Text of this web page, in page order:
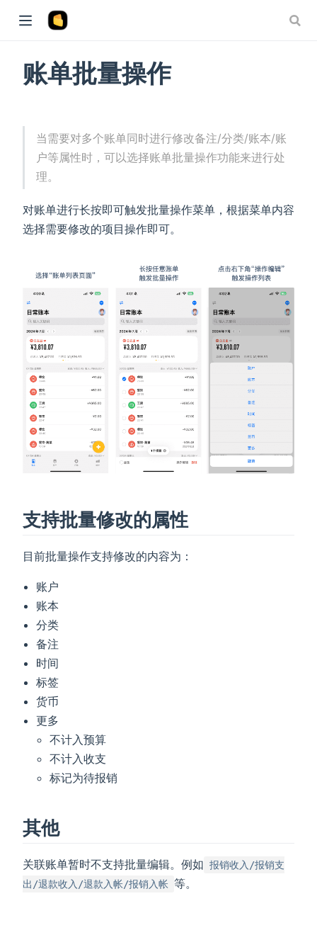
账单批量操作
当需要对多个账单同时进行修改备注/分类/账本/账
户等属性时，可以选择账单批量操作功能来进行处
理。
对账单进行长按即可触发批量操作菜单，根据菜单内容
选择需要修改的项目操作即可。
支持批量修改的属性
目前批量操作支持修改的内容为：
账户
账本
分类
备注
时间
标签
货币
更多
不计入预算
不计入收支
标记为待报销
其他
关联账单暂时不支持批量编辑。例如 报销收入/报销支
出/退款收入/退款入帐/报销入帐 等。